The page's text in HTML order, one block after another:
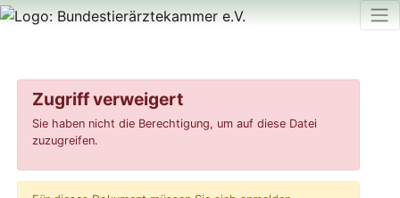
Zugriff verweigert
Sie haben nicht die Berechtigung, um auf diese Datei
zuzugreifen.